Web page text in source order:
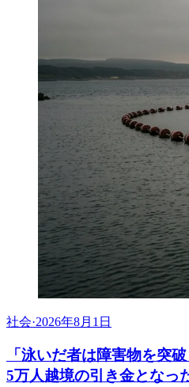
社会·2026年8月1日
「泳いだ者は障害物を突
5万人越境の引き金となっ